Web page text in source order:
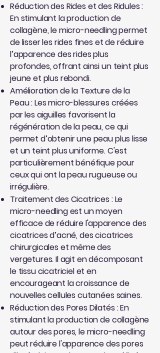
Réduction des Rides et des Ridules :
En stimulant la production de
collagène, le micro-needling permet
de lisser les rides fines et de réduire
l’apparence des rides plus
profondes, offrant ainsi un teint plus
jeune et plus rebondi.
Amélioration de la Texture de la
Peau : Les micro-blessures créées
par les aiguilles favorisent la
régénération de la peau, ce qui
permet d’obtenir une peau plus lisse
et un teint plus uniforme. C'est
particulièrement bénéfique pour
ceux qui ont la peau rugueuse ou
irrégulière.
Traitement des Cicatrices : Le
micro-needling est un moyen
efficace de réduire l'apparence des
cicatrices d’acné, des cicatrices
chirurgicales et même des
vergetures. Il agit en décomposant
le tissu cicatriciel et en
encourageant la croissance de
nouvelles cellules cutanées saines.
Réduction des Pores Dilatés : En
stimulant la production de collagène
autour des pores, le micro-needling
peut réduire l'apparence des pores